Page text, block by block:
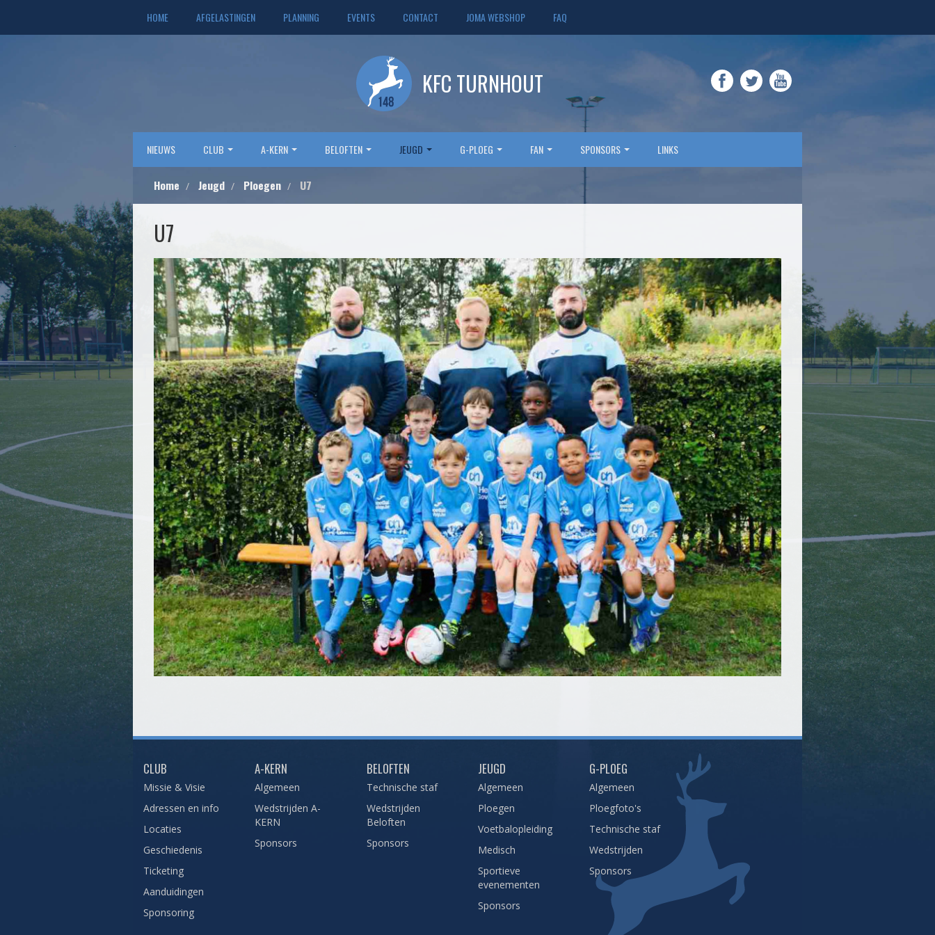
HOME AFGELASTINGEN PLANNING EVENTS CONTACT JOMA WEBSHOP FAQ
KFC TURNHOUT FACEBOOKTWITTERYOUTUBE
NIEUWS CLUB A-KERN BELOFTEN JEUGD G-PLOEG FAN SPONSORS LINKS
Home Jeugd Ploegen U7
U7
CLUB
Missie & Visie
Adressen en info
Locaties
Geschiedenis
Ticketing
Aanduidingen
Sponsoring
A-KERN
Algemeen
Wedstrijden A-
KERN
Sponsors
BELOFTEN
Technische staf
Wedstrijden
Beloften
Sponsors
JEUGD
Algemeen
Ploegen
Voetbalopleiding
Medisch
Sportieve
evenementen
Sponsors
G-PLOEG
Algemeen
Ploegfoto's
Technische staf
Wedstrijden
Sponsors